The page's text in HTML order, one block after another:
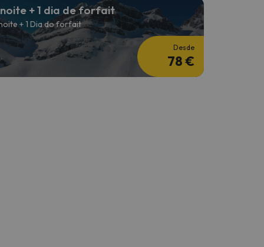
noite + 1 dia de forfait
+ 1 Dia do forfait
Desde
78 €